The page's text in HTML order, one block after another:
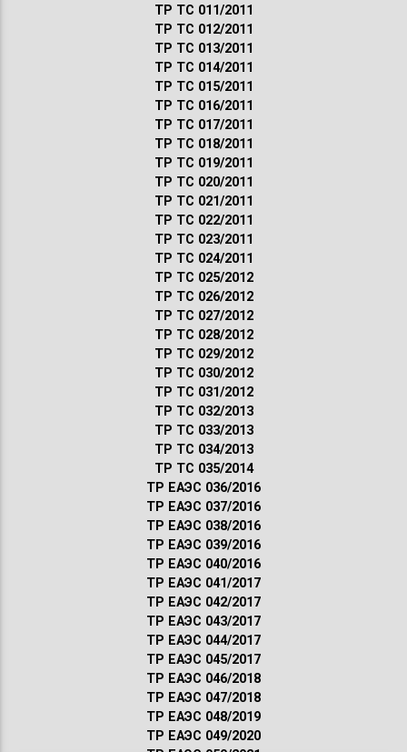
ТР ТС 011/2011
ТР ТС 012/2011
ТР ТС 013/2011
ТР ТС 014/2011
ТР ТС 015/2011
ТР ТС 016/2011
ТР ТС 017/2011
ТР ТС 018/2011
ТР ТС 019/2011
ТР ТС 020/2011
ТР ТС 021/2011
ТР ТС 022/2011
ТР ТС 023/2011
ТР ТС 024/2011
ТР ТС 025/2012
ТР ТС 026/2012
ТР ТС 027/2012
ТР ТС 028/2012
ТР ТС 029/2012
ТР ТС 030/2012
ТР ТС 031/2012
ТР ТС 032/2013
ТР ТС 033/2013
ТР ТС 034/2013
ТР ТС 035/2014
ТР ЕАЭС 036/2016
ТР ЕАЭС 037/2016
ТР ЕАЭС 038/2016
ТР ЕАЭС 039/2016
ТР ЕАЭС 040/2016
ТР ЕАЭС 041/2017
ТР ЕАЭС 042/2017
ТР ЕАЭС 043/2017
ТР ЕАЭС 044/2017
ТР ЕАЭС 045/2017
ТР ЕАЭС 046/2018
ТР ЕАЭС 047/2018
ТР ЕАЭС 048/2019
ТР ЕАЭС 049/2020